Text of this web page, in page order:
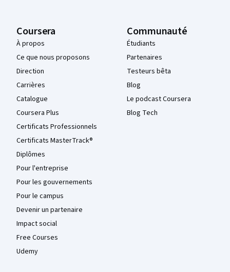
Coursera
À propos
Ce que nous proposons
Direction
Carrières
Catalogue
Coursera Plus
Certificats Professionnels
Certificats MasterTrack®
Diplômes
Pour l'entreprise
Pour les gouvernements
Pour le campus
Devenir un partenaire
Impact social
Free Courses
Udemy
Communauté
Étudiants
Partenaires
Testeurs bêta
Blog
Le podcast Coursera
Blog Tech